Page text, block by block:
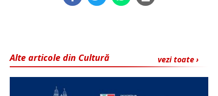
vezi toate ›
Alte articole din Cultură